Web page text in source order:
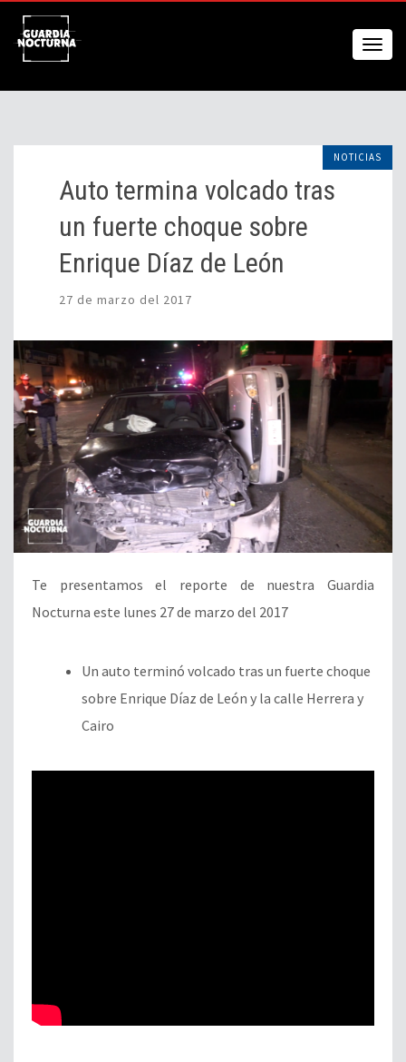
NOTICIAS
Auto termina volcado tras
un fuerte choque sobre
Enrique Díaz de León
27 de marzo del 2017
Te presentamos el reporte de nuestra Guardia
Nocturna este lunes 27 de marzo del 2017
Un auto terminó volcado tras un fuerte choque
sobre Enrique Díaz de León y la calle Herrera y
Cairo